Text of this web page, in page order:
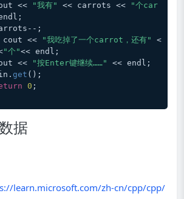
<<
"我有" << carrots <<
"个car
;
cout <<
"我吃掉了一个carrot，还有"
<
"个"<< endl;
<<
"按Enter键继续……"
<< endl;
get ();
0 ;
据
learn.microsoft.com/zh-cn/cpp/cpp/